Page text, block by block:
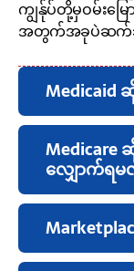
ကျွန်ုပ်တို့မှဝမ်းမြ
အတွက်အခုပဲဆက်
လျှောက်ရမ